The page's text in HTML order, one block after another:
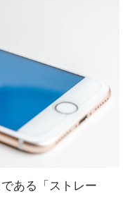
ある「ストレー